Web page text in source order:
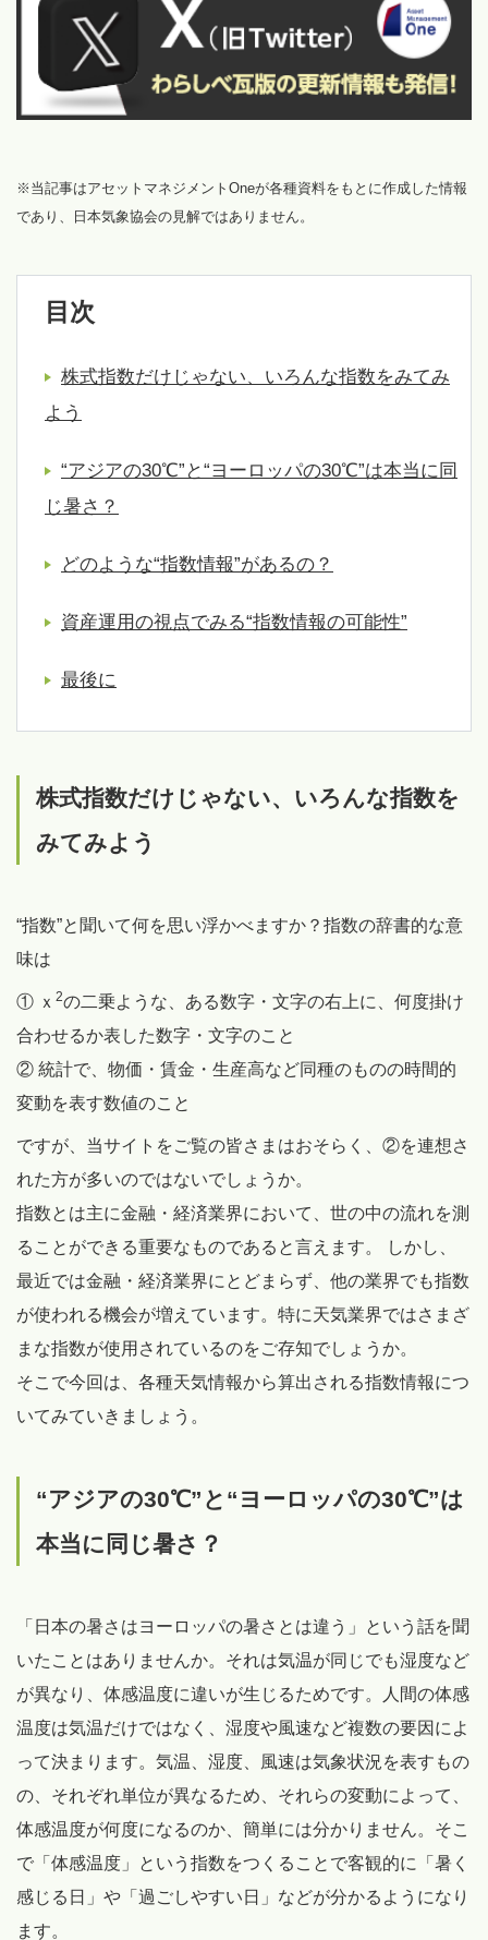
※当記事はアセットマネジメントOneが各種資料をもとに作成した情報
であり、日本気象協会の見解ではありません。
目次
株式指数だけじゃない、いろんな指数をみてみ
よう
“アジアの30℃”と“ヨーロッパの30℃”は本当に同
じ暑さ？
どのような“指数情報”があるの？
資産運用の視点でみる“指数情報の可能性”
最後に
株式指数だけじゃない、いろんな指数を
みてみよう
“指数”と聞いて何を思い浮かべますか？指数の辞書的な意
味は
① ｘ 2の二乗ような、ある数字・文字の右上に、何度掛け
合わせるか表した数字・文字のこと
② 統計で、物価・賃金・生産高など同種のものの時間的
変動を表す数値のこと
ですが、当サイトをご覧の皆さまはおそらく、②を連想さ
れた方が多いのではないでしょうか。
指数とは主に金融・経済業界において、世の中の流れを測
ることができる重要なものであると言えます。 しかし、
最近では金融・経済業界にとどまらず、他の業界でも指数
が使われる機会が増えています。特に天気業界ではさまざ
まな指数が使用されているのをご存知でしょうか。
そこで今回は、各種天気情報から算出される指数情報につ
いてみていきましょう。
“アジアの30℃”と“ヨーロッパの30℃”は
本当に同じ暑さ？
「日本の暑さはヨーロッパの暑さとは違う」という話を聞
いたことはありませんか。それは気温が同じでも湿度など
が異なり、体感温度に違いが生じるためです。人間の体感
温度は気温だけではなく、湿度や風速など複数の要因によ
って決まります。気温、湿度、風速は気象状況を表すもの
の、それぞれ単位が異なるため、それらの変動によって、
体感温度が何度になるのか、簡単には分かりません。そこ
で「体感温度」という指数をつくることで客観的に「暑く
感じる日」や「過ごしやすい日」などが分かるようになり
ます。